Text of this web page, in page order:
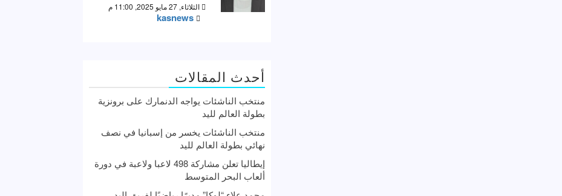
الثلاثاء, 27 مايو 2025, 11:00 م
kasnews
أحدث المقالات
منتخب الناشئات يواجه الدنمارك على برونزية
بطولة العالم لليد
منتخب الناشئات يخسر من إسبانيا في نصف
نهائي بطولة العالم لليد
إيطاليا تعلن مشاركة 498 لاعبا ولاعبة في دورة
ألعاب البحر المتوسط